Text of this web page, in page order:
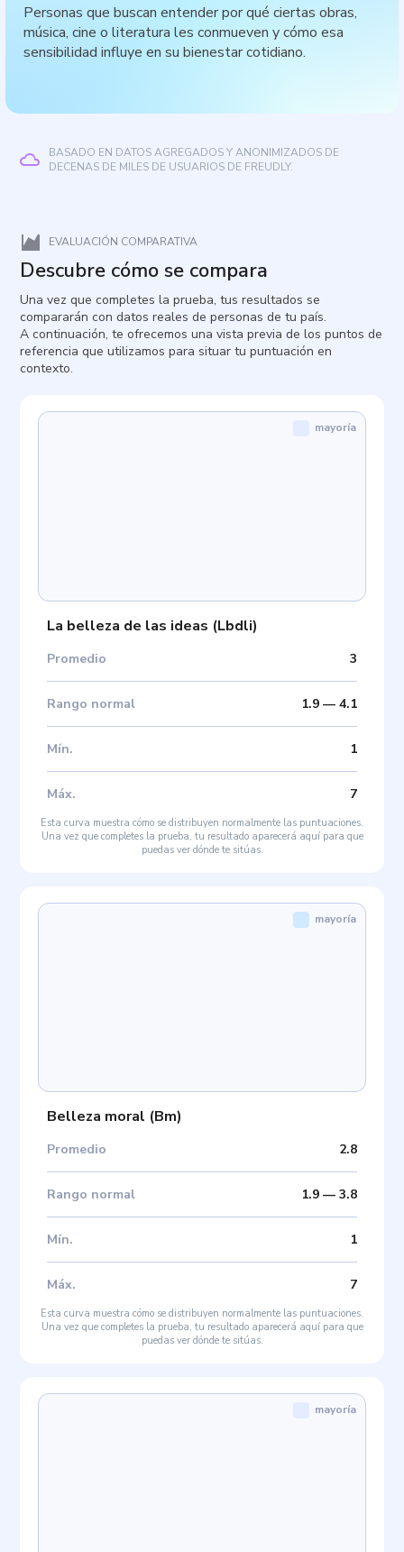
Personas que buscan entender por qué ciertas obras,
música, cine o literatura les conmueven y cómo esa
sensibilidad influye en su bienestar cotidiano.
BASADO EN DATOS AGREGADOS Y ANONIMIZADOS DE
DECENAS DE MILES DE USUARIOS DE FREUDLY.
EVALUACIÓN COMPARATIVA
Descubre cómo se compara
Una vez que completes la prueba, tus resultados se
compararán con datos reales de personas de tu país.
A continuación, te ofrecemos una vista previa de los puntos de
referencia que utilizamos para situar tu puntuación en
contexto.
La belleza de las ideas (Lbdli)
Promedio 3
Rango normal 1.9— 4.1
Mín. 1
Máx. 7
mayoría
Esta curva muestra cómo se distribuyen normalmente las puntuaciones.
Una vez que completes la prueba, tu resultado aparecerá aquí para que
puedas ver dónde te sitúas.
Belleza moral (Bm)
Promedio 2.8
Rango normal 1.9— 3.8
Mín. 1
Máx. 7
mayoría
Esta curva muestra cómo se distribuyen normalmente las puntuaciones.
Una vez que completes la prueba, tu resultado aparecerá aquí para que
puedas ver dónde te sitúas.
mayoría